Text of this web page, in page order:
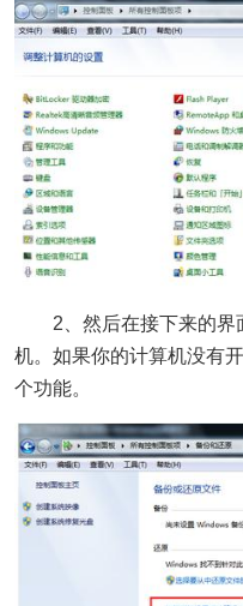
2、然后在接下来的界
机。如果你的计算机没有
个功能。